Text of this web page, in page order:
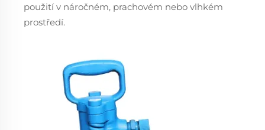
použití v náročném, prachovém nebo vlhkém
prostředí.